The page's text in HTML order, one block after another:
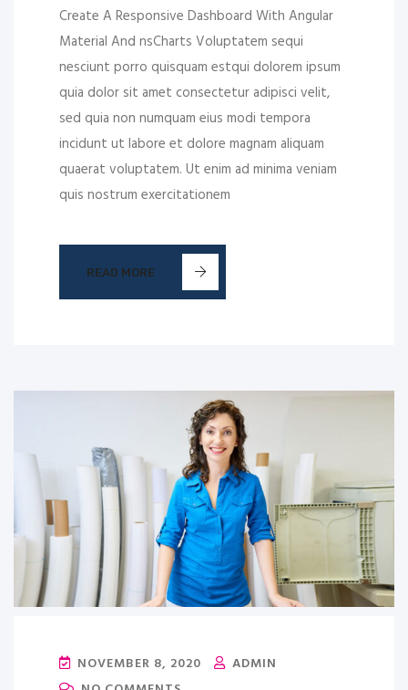
Create A Responsive Dashboard With Angular
Material And nsCharts Voluptatem sequi
nesciunt porro quisquam estqui dolorem ipsum
quia dolor sit amet consectetur adipisci velit,
sed quia non numquam eius modi tempora
incidunt ut labore et dolore magnam aliquam
quaerat voluptatem. Ut enim ad minima veniam
quis nostrum exercitationem
READ MORE
NOVEMBER 8, 2020
ADMIN